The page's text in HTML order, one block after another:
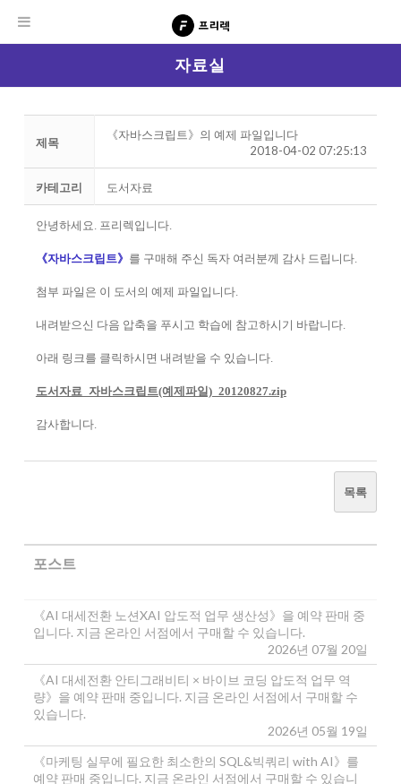
자료실
제목
《자바스크립트》의 예제 파일입니다
2018-04-02 07:25:13
카테고리 도서자료
안녕하세요. 프리렉입니다.
《자바스크립트》 를 구매해 주신 독자 여러분께 감사 드립니다.
첨부 파일은 이 도서의 예제 파일입니다.
내려받으신 다음 압축을 푸시고 학습에 참고하시기 바랍니다.
아래 링크를 클릭하시면 내려받을 수 있습니다.
도서자료_자바스크립트(예제파일)_20120827.zip
감사합니다.
목록
포스트
《AI 대세전환 노션XAI 압도적 업무 생산성》을 예약 판매 중
입니다. 지금 온라인 서점에서 구매할 수 있습니다.
2026년 07월 20일
《AI 대세전환 안티그래비티 × 바이브 코딩 압도적 업무 역
량》을 예약 판매 중입니다. 지금 온라인 서점에서 구매할 수
있습니다.
2026년 05월 19일
《마케팅 실무에 필요한 최소한의 SQL&빅쿼리 with AI》를
예약 판매 중입니다. 지금 온라인 서점에서 구매할 수 있습니